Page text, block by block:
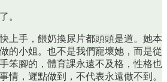
。
上手，餵奶換尿片都頭頭是道。她本
的小姐。也不是我們寵壞她，而是從
笨腳的，體育課永遠不及格，性格也
情，遲點做到，不代表永遠做不到。